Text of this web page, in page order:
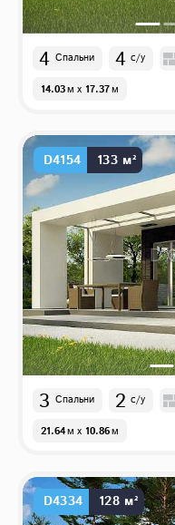
4 Спальни 4 с/у
14.03м x 17.37м
D4154 133 м²
3 Спальни 2 с/у
21.64м x 10.86м
D4334 128 м²